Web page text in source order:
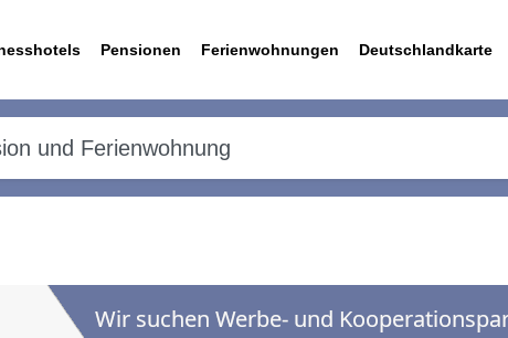
Pensionen Ferienwohnungen Deutschlandkarte